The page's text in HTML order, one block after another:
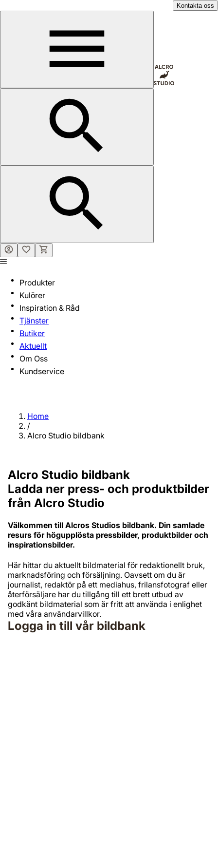
Kontakta oss
Produkter
Kulörer
Inspiration & Råd
Tjänster
Butiker
Aktuellt
Om Oss
Kundservice
Home
/
Alcro Studio bildbank
Alcro Studio bildbank
Ladda ner press- och produktbilder
från Alcro Studio
Välkommen till Alcros Studios bildbank. Din samlade
resurs för högupplösta pressbilder, produktbilder och
inspirationsbilder.
Här hittar du aktuellt bildmaterial för redaktionellt bruk,
marknadsföring och försäljning. Oavsett om du är
journalist, redaktör på ett mediahus, frilansfotograf eller
återförsäljare har du tillgång till ett brett utbud av
godkänt bildmaterial som är fritt att använda i enlighet
med våra användarvillkor.
Logga in till vår bildbank